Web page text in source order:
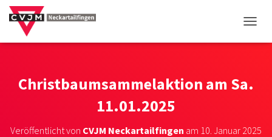
Christbaumsammelaktion am Sa.
11.01.2025
Veröffentlicht von CVJM Neckartailfingen am 10. Januar 2025